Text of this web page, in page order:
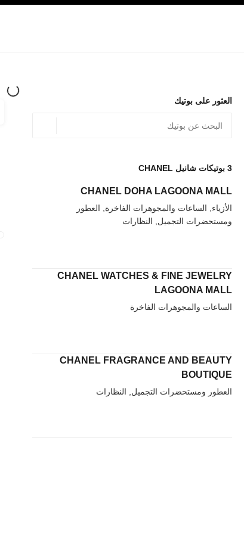
العثور على بوتيك
3 بوتيكات شانيل CHANEL
عودة إلى المرشحات
CHANEL DOHA LAGOONA MALL
الأزياء, الساعات والمجوهرات الفاخرة, العطور
ومستحضرات التجميل, النظارات
CHANEL WATCHES & FINE JEWELRY
LAGOONA MALL
الساعات والمجوهرات الفاخرة
CHANEL FRAGRANCE AND BEAUTY
BOUTIQUE
العطور ومستحضرات التجميل, النظارات